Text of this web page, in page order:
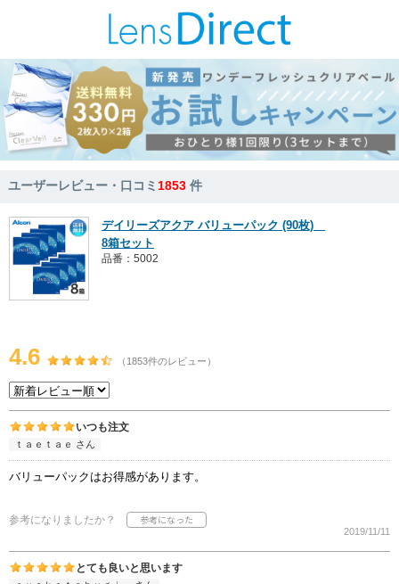
ユーザーレビュー・口コミ1853 件
デイリーズアクア バリューパック (90枚)
8箱セット
品番：5002
4.6 （1853件のレビュー）
いつも注文
ｔａｅｔａｅ さん
バリューパックはお得感があります。
参考になりましたか？
2019/11/11
とても良いと思います